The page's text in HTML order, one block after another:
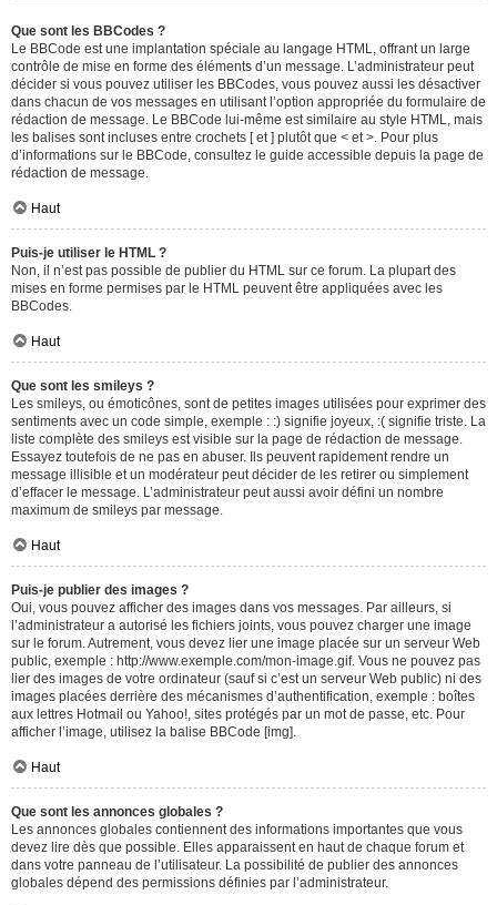
Que sont les BBCodes ?
Le BBCode est une implantation spéciale au langage HTML, offrant un large
contrôle de mise en forme des éléments d’un message. L’administrateur peut
décider si vous pouvez utiliser les BBCodes, vous pouvez aussi les désactiver
dans chacun de vos messages en utilisant l’option appropriée du formulaire de
rédaction de message. Le BBCode lui-même est similaire au style HTML, mais
les balises sont incluses entre crochets [ et ] plutôt que < et >. Pour plus
d’informations sur le BBCode, consultez le guide accessible depuis la page de
rédaction de message.
Haut
Puis-je utiliser le HTML ?
Non, il n’est pas possible de publier du HTML sur ce forum. La plupart des
mises en forme permises par le HTML peuvent être appliquées avec les
BBCodes.
Haut
Que sont les smileys ?
Les smileys, ou émoticônes, sont de petites images utilisées pour exprimer des
sentiments avec un code simple, exemple : :) signifie joyeux, :( signifie triste. La
liste complète des smileys est visible sur la page de rédaction de message.
Essayez toutefois de ne pas en abuser. Ils peuvent rapidement rendre un
message illisible et un modérateur peut décider de les retirer ou simplement
d’effacer le message. L’administrateur peut aussi avoir défini un nombre
maximum de smileys par message.
Haut
Puis-je publier des images ?
Oui, vous pouvez afficher des images dans vos messages. Par ailleurs, si
l’administrateur a autorisé les fichiers joints, vous pouvez charger une image
sur le forum. Autrement, vous devez lier une image placée sur un serveur Web
public, exemple : http://www.exemple.com/mon-image.gif. Vous ne pouvez pas
lier des images de votre ordinateur (sauf si c’est un serveur Web public) ni des
images placées derrière des mécanismes d’authentification, exemple : boîtes
aux lettres Hotmail ou Yahoo!, sites protégés par un mot de passe, etc. Pour
afficher l’image, utilisez la balise BBCode [img].
Haut
Que sont les annonces globales ?
Les annonces globales contiennent des informations importantes que vous
devez lire dès que possible. Elles apparaissent en haut de chaque forum et
dans votre panneau de l’utilisateur. La possibilité de publier des annonces
globales dépend des permissions définies par l’administrateur.